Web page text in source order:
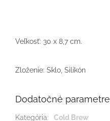
Veľkosť: 30 x 8,7 cm.
Zloženie: Sklo, Silikón
Dodatočné parametre
Kategória:
Cold Brew